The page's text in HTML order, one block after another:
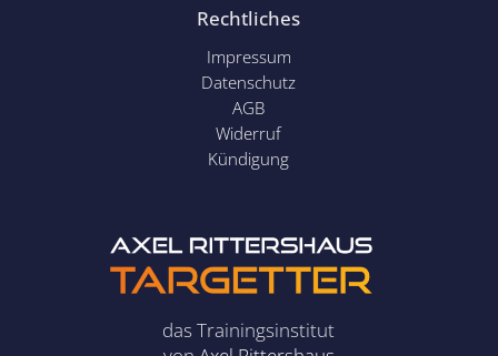
Rechtliches
Impressum
Datenschutz
AGB
Widerruf
Kündigung
das Trainingsinstitut